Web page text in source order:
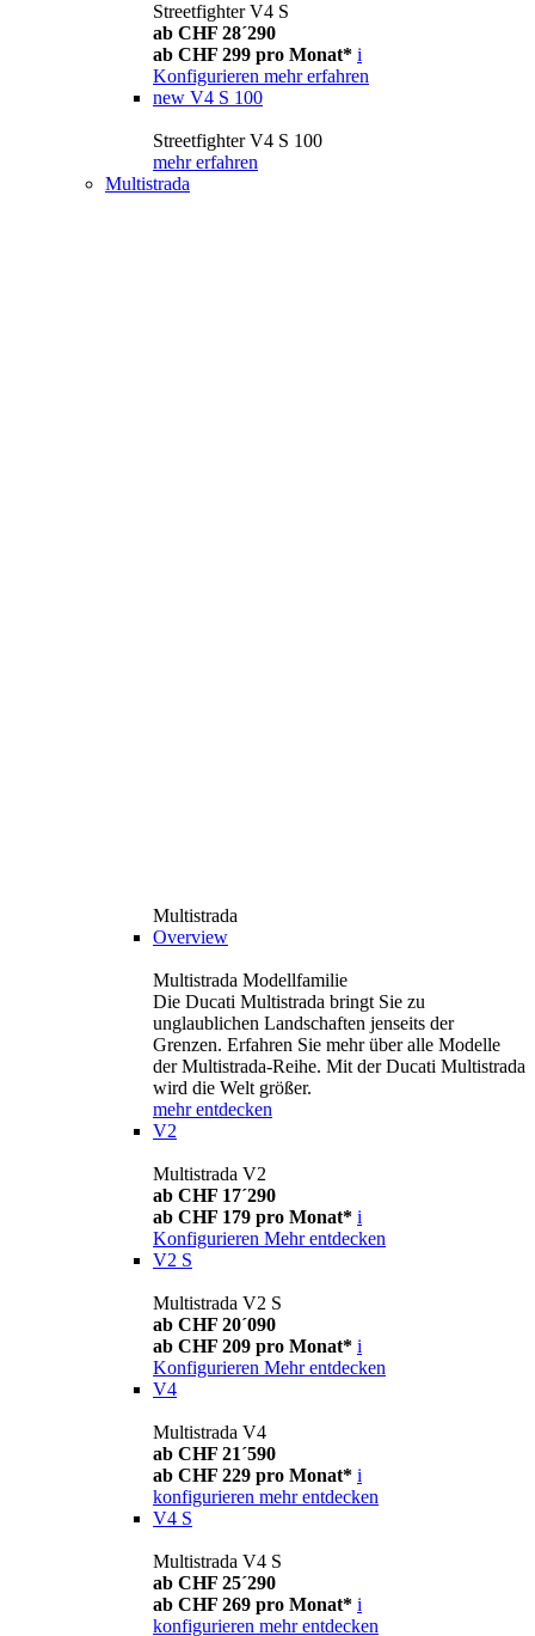
Streetfighter V4 S
ab CHF 28´290
ab CHF 299 pro Monat* i
Konfigurieren mehr erfahren
new V4 S 100
Streetfighter V4 S 100
mehr erfahren
Multistrada
Multistrada
Overview
Multistrada Modellfamilie
Die Ducati Multistrada bringt Sie zu
unglaublichen Landschaften jenseits der
Grenzen. Erfahren Sie mehr über alle Modelle
der Multistrada-Reihe. Mit der Ducati Multistrada
wird die Welt größer.
mehr entdecken
V2
Multistrada V2
ab CHF 17´290
ab CHF 179 pro Monat* i
Konfigurieren Mehr entdecken
V2 S
Multistrada V2 S
ab CHF 20´090
ab CHF 209 pro Monat* i
Konfigurieren Mehr entdecken
V4
Multistrada V4
ab CHF 21´590
ab CHF 229 pro Monat* i
konfigurieren mehr entdecken
V4 S
Multistrada V4 S
ab CHF 25´290
ab CHF 269 pro Monat* i
konfigurieren mehr entdecken